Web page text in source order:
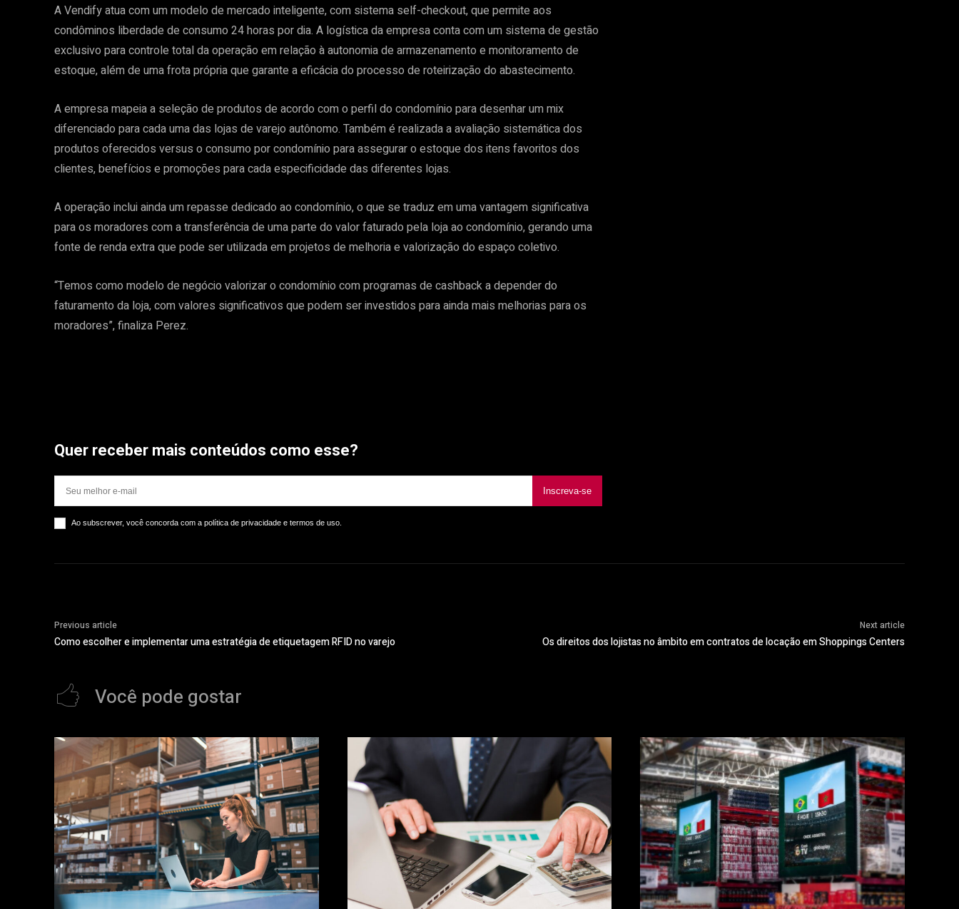
A Vendify atua com um modelo de mercado inteligente, com sistema self-checkout, que permite aos
condôminos liberdade de consumo 24 horas por dia. A logística da empresa conta com um sistema de gestão
exclusivo para controle total da operação em relação à autonomia de armazenamento e monitoramento de
estoque, além de uma frota própria que garante a eficácia do processo de roteirização do abastecimento.
A empresa mapeia a seleção de produtos de acordo com o perfil do condomínio para desenhar um mix
diferenciado para cada uma das lojas de varejo autônomo. Também é realizada a avaliação sistemática dos
produtos oferecidos versus o consumo por condomínio para assegurar o estoque dos itens favoritos dos
clientes, benefícios e promoções para cada especificidade das diferentes lojas.
A operação inclui ainda um repasse dedicado ao condomínio, o que se traduz em uma vantagem significativa
para os moradores com a transferência de uma parte do valor faturado pela loja ao condomínio, gerando uma
fonte de renda extra que pode ser utilizada em projetos de melhoria e valorização do espaço coletivo.
“Temos como modelo de negócio valorizar o condomínio com programas de cashback a depender do
faturamento da loja, com valores significativos que podem ser investidos para ainda mais melhorias para os
moradores”, finaliza Perez.
Quer receber mais conteúdos como esse?
Inscreva-se
Ao subscrever, você concorda com a política de privacidade e termos de uso.
Previous article
Como escolher e implementar uma estratégia de etiquetagem RFID no varejo
Next article
Os direitos dos lojistas no âmbito em contratos de locação em Shoppings Centers
Você pode gostar